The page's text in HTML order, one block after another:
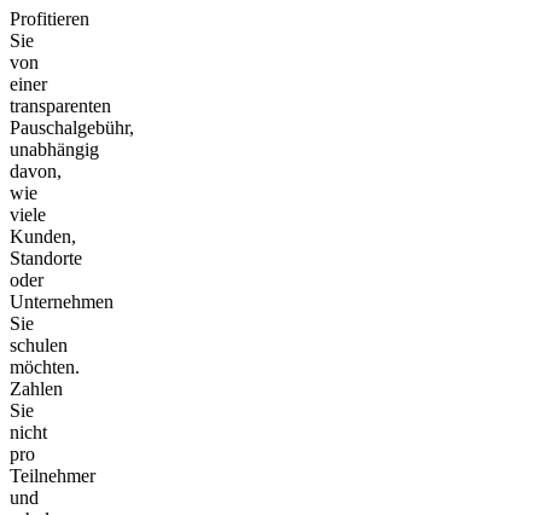
Profitieren
Sie
von
einer
transparenten
Pauschalgebühr,
unabhängig
davon,
wie
viele
Kunden,
Standorte
oder
Unternehmen
Sie
schulen
möchten.
Zahlen
Sie
nicht
pro
Teilnehmer
und